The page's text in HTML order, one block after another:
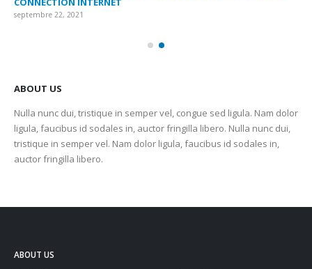
septembre 22, 2021
ABOUT US
Nulla nunc dui, tristique in semper vel, congue sed ligula. Nam dolor
ligula, faucibus id sodales in, auctor fringilla libero. Nulla nunc dui,
tristique in semper vel. Nam dolor ligula, faucibus id sodales in,
auctor fringilla libero.
ABOUT US